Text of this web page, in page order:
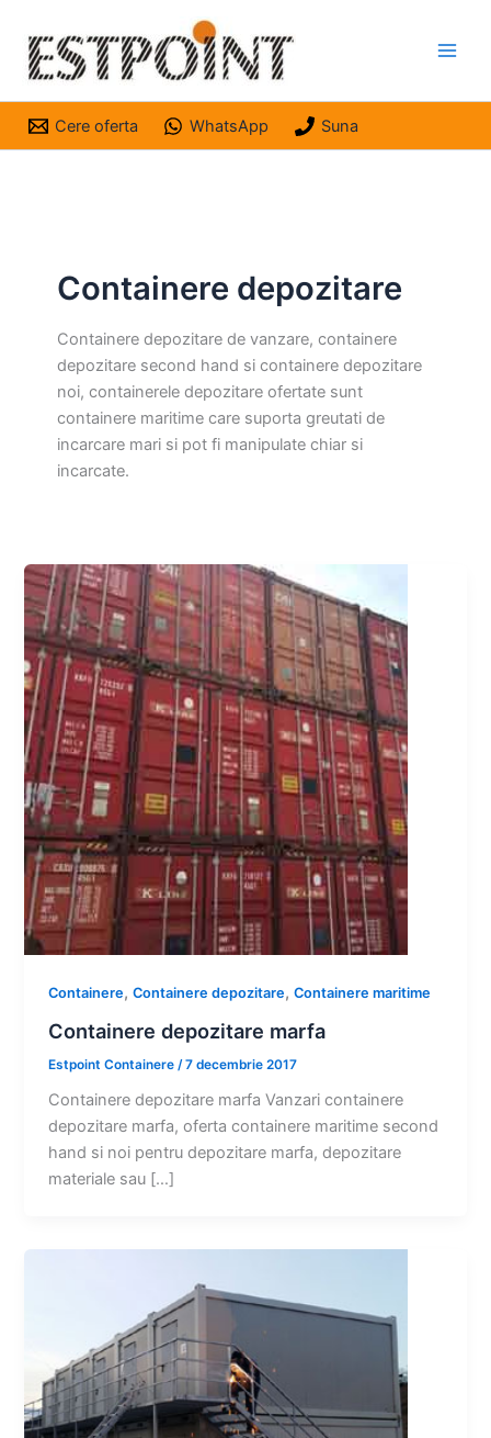
content
Cere oferta WhatsApp Suna
Containere depozitare
Containere depozitare de vanzare, containere
depozitare second hand si containere depozitare
noi, containerele depozitare ofertate sunt
containere maritime care suporta greutati de
incarcare mari si pot fi manipulate chiar si
incarcate.
Containere,Containere depozitare,Containere maritime
Containere depozitare marfa
Estpoint Containere /7 decembrie 2017
Containere depozitare marfa Vanzari containere
depozitare marfa, oferta containere maritime second
hand si noi pentru depozitare marfa, depozitare
materiale sau […]